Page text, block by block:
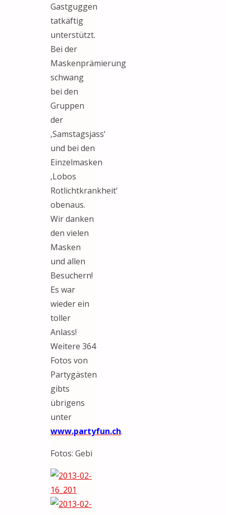
Gastguggen
tatkäftig
unterstützt.
Bei der
Maskenprämierung
schwang
bei den
Gruppen
der
‚Samstagsjass‘
und bei den
Einzelmasken
‚Lobos
Rotlichtkrankheit‘
obenaus.
Wir danken
den vielen
Masken
und allen
Besuchern!
Es war
wieder ein
toller
Anlass!
Weitere 364
Fotos von
Partygästen
gibts
übrigens
unter
www.partyfun.ch.
Fotos: Gebi